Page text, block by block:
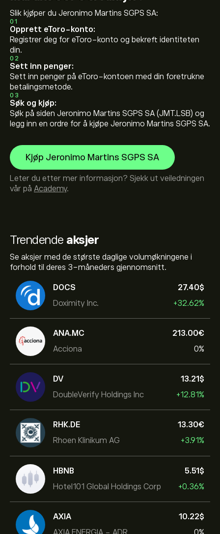
Trendende aksjer
Se aksjer med de største daglige volumøkningene i
forhold til deres 3-måneders gjennomsnitt.
DOCS
Doximity Inc.
27.40‎$‎
+32.62%
ANA.MC
Acciona
213.00‎€‎
0%
DV
DoubleVerify Holdings Inc
13.21‎$‎
+12.81%
RHK.DE
Rhoen Klinikum AG
13.30‎€‎
+3.91%
HBNB
Hotel101 Global Holdings Corp
5.51‎$‎
+0.36%
AXIA
10.22‎$‎
Slik kjøper du Jeronimo Martins SGPS SA:
01
Opprett eToro-konto:
Registrer deg for eToro-konto og bekreft identiteten
din.
02
Sett inn penger:
Sett inn penger på eToro-kontoen med din foretrukne
betalingsmetode.
03
Søk og kjøp:
Søk på siden Jeronimo Martins SGPS SA (JMT.LSB) og
legg inn en ordre for å kjøpe Jeronimo Martins SGPS SA.
Kjøp Jeronimo Martins SGPS SA
Leter du etter mer informasjon? Sjekk ut veiledningen
vår på Academy.